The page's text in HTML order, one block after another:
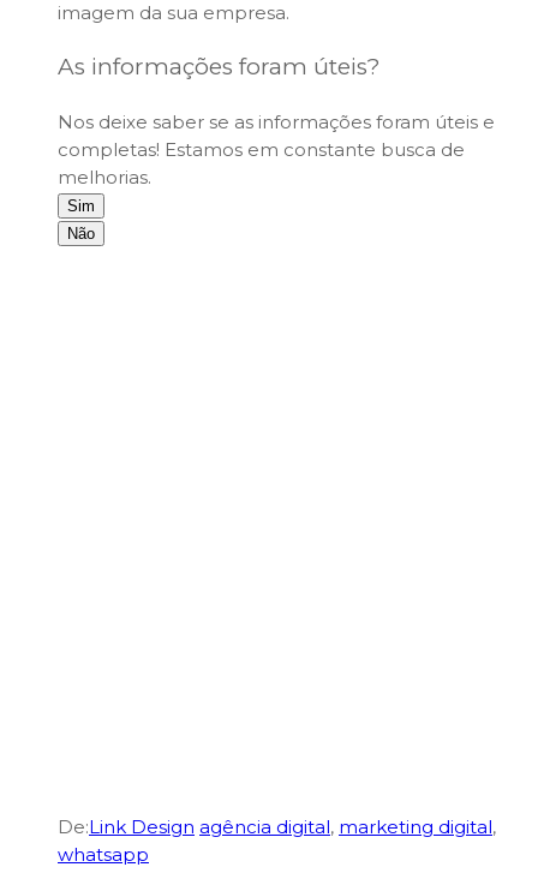
imagem da sua empresa.
As informações foram úteis?
Nos deixe saber se as informações foram úteis e
completas! Estamos em constante busca de
melhorias.
Sim
Não
De:Link Design agência digital, marketing digital,
whatsapp